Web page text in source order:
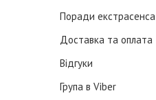
Поради екстрасенса
Доставка та оплата
Відгуки
Група в Viber